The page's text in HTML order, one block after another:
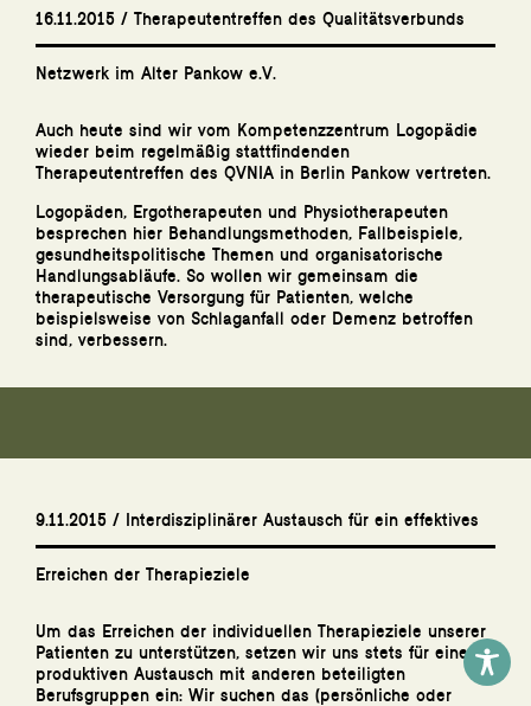
16.11.2015 / Therapeutentreffen des Qualitätsverbunds
Netzwerk im Alter Pankow e.V.
Auch heute sind wir vom Kompetenzzentrum Logopädie
wieder beim regelmäßig stattfindenden
Therapeutentreffen des QVNIA in Berlin Pankow vertreten.
Logopäden, Ergotherapeuten und Physiotherapeuten
besprechen hier Behandlungsmethoden, Fallbeispiele,
gesundheitspolitische Themen und organisatorische
Handlungsabläufe. So wollen wir gemeinsam die
therapeutische Versorgung für Patienten, welche
beispielsweise von Schlaganfall oder Demenz betroffen
sind, verbessern.
9.11.2015 / Interdisziplinärer Austausch für ein effektives
Erreichen der Therapieziele
Um das Erreichen der individuellen Therapieziele unserer
Patienten zu unterstützen, setzen wir uns stets für einen
produktiven Austausch mit anderen beteiligten
Berufsgruppen ein: Wir suchen das (persönliche oder